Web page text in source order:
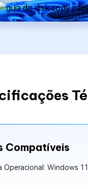
Compatíveis
Operacional: Windows